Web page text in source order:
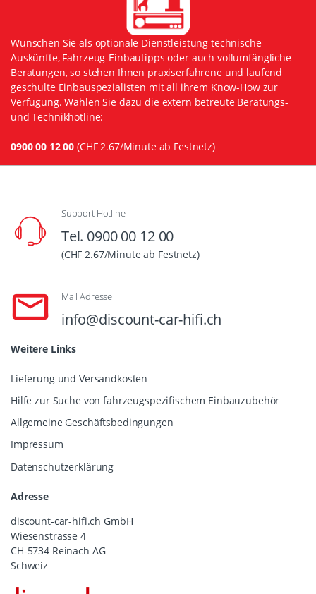
Wünschen Sie als optionale Dienstleistung technische
Auskünfte, Fahrzeug-Einbautipps oder auch vollumfängliche
Beratungen, so stehen Ihnen praxiserfahrene und laufend
geschulte Einbauspezialisten mit all ihrem Know-How zur
Verfügung. Wählen Sie dazu die extern betreute Beratungs-
und Technikhotline:
0900 00 12 00 (CHF 2.67/Minute ab Festnetz)
Support Hotline
Tel. 0900 00 12 00
(CHF 2.67/Minute ab Festnetz)
Mail Adresse
info@discount-car-hifi.ch
Weitere Links
Lieferung und Versandkosten
Hilfe zur Suche von fahrzeugspezifischem Einbauzubehör
Allgemeine Geschäftsbedingungen
Impressum
Datenschutzerklärung
Adresse
discount-car-hifi.ch GmbH
Wiesenstrasse 4
CH-5734 Reinach AG
Schweiz